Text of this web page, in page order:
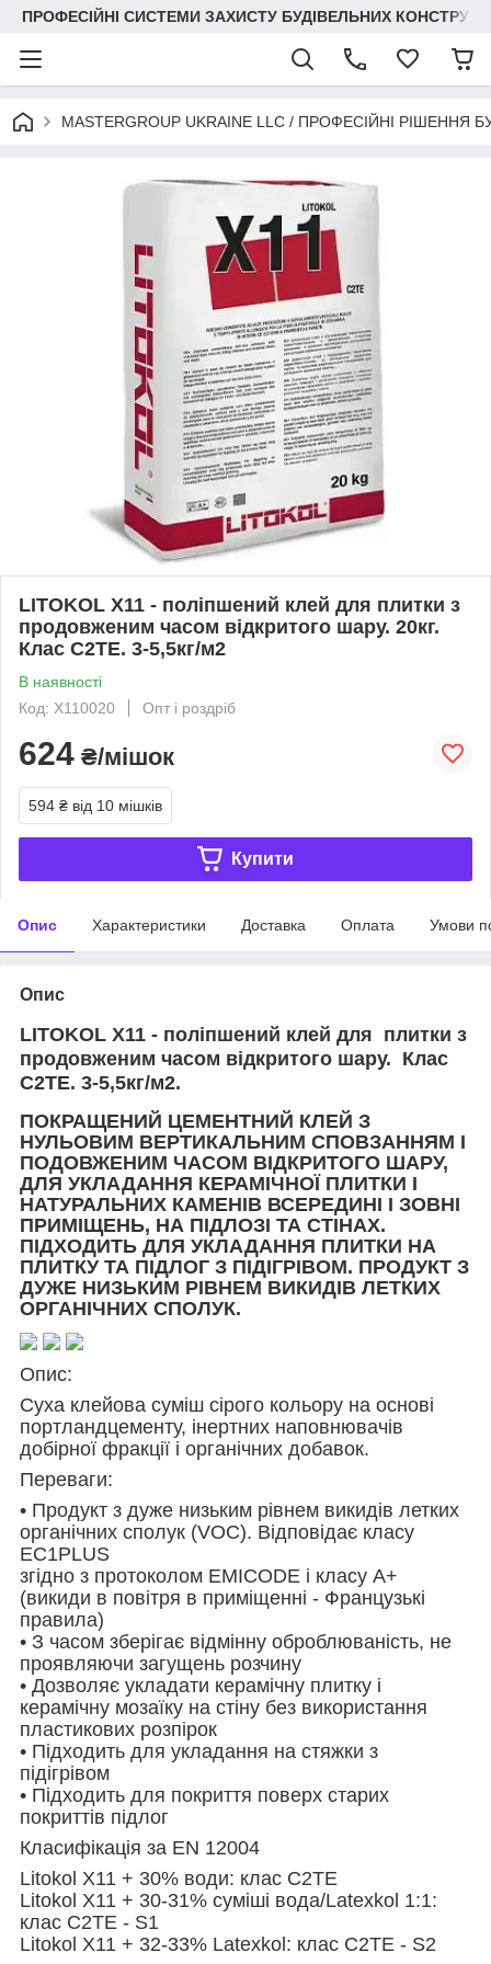
ПРОФЕСІЙНІ СИСТЕМИ ЗАХИСТУ БУДІВЕЛЬНИХ КОНСТРУКЦІЙ
MASTERGROUP UKRAINE LLC / ПРОФЕСІЙНІ РІШЕННЯ
LITOKOL X11 - поліпшений клей для плитки з
продовженим часом відкритого шару. 20кг.
Клас С2ТЕ. 3-5,5кг/м2
В наявності
Код: Х110020
Опт і роздріб
624 ₴/мішок
594 ₴ від 10 мішків
Купити
Опис Характеристики Доставка Оплата Умови
Опис
LITOKOL X11 - поліпшений клей для плитки з
продовженим часом відкритого шару. Клас
С2ТЕ. 3-5,5кг/м2.
ПОКРАЩЕНИЙ ЦЕМЕНТНИЙ КЛЕЙ З
НУЛЬОВИМ ВЕРТИКАЛЬНИМ СПОВЗАННЯМ І
ПОДОВЖЕНИМ ЧАСОМ ВІДКРИТОГО ШАРУ,
ДЛЯ УКЛАДАННЯ КЕРАМІЧНОЇ ПЛИТКИ І
НАТУРАЛЬНИХ КАМЕНІВ ВСЕРЕДИНІ І ЗОВНІ
ПРИМІЩЕНЬ, НА ПІДЛОЗІ ТА СТІНАХ.
ПІДХОДИТЬ ДЛЯ УКЛАДАННЯ ПЛИТКИ НА
ПЛИТКУ ТА ПІДЛОГ З ПІДІГРІВОМ. ПРОДУКТ З
ДУЖЕ НИЗЬКИМ РІВНЕМ ВИКИДІВ ЛЕТКИХ
ОРГАНІЧНИХ СПОЛУК.
Опис:
Суха клейова суміш сірого кольору на основі
портландцементу, інертних наповнювачів
добірної фракції і органічних добавок.
Переваги:
• Продукт з дуже низьким рівнем викидів летких
органічних сполук (VOC). Відповідає класу
EC1PLUS
згідно з протоколом EMICODE і класу A+
(викиди в повітря в приміщенні - Французькі
правила)
• З часом зберігає відмінну оброблюваність, не
проявляючи загущень розчину
• Дозволяє укладати керамічну плитку і
керамічну мозаїку на стіну без використання
пластикових розпірок
• Підходить для укладання на стяжки з
підігрівом
• Підходить для покриття поверх старих
покриттів підлог
Класифікація за EN 12004
Litokol X11 + 30% води: клас C2TE
Litokol X11 + 30-31% суміші вода/Latexkol 1:1:
клас C2TE - S1
Litokol X11 + 32-33% Latexkol: клас C2TE - S2